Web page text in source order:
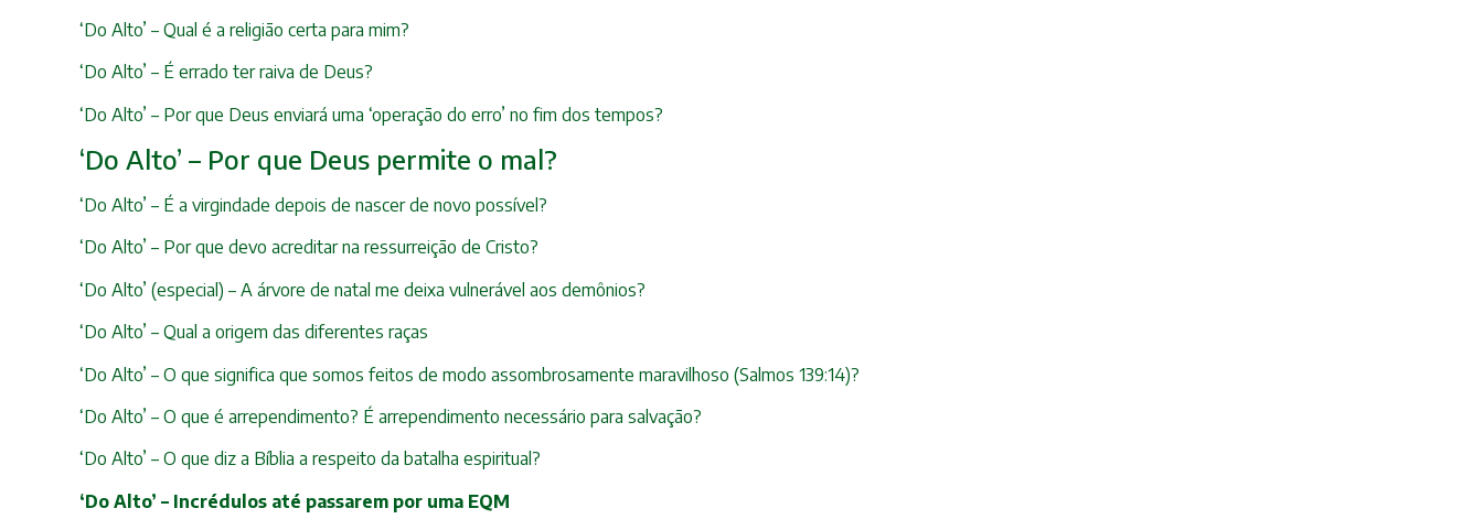
‘Do Alto’ – Qual é a religião certa para mim?
‘Do Alto’ – É errado ter raiva de Deus?
‘Do Alto’ – Por que Deus enviará uma ‘operação do erro’ no fim dos tempos?
‘Do Alto’ – Por que Deus permite o mal?
‘Do Alto’ – É a virgindade depois de nascer de novo possível?
‘Do Alto’ – Por que devo acreditar na ressurreição de Cristo?
‘Do Alto’ (especial) – A árvore de natal me deixa vulnerável aos demônios?
‘Do Alto’ – Qual a origem das diferentes raças
‘Do Alto’ – O que significa que somos feitos de modo assombrosamente maravilhoso (Salmos 139:14)?
‘Do Alto’ – O que é arrependimento? É arrependimento necessário para salvação?
‘Do Alto’ – O que diz a Bíblia a respeito da batalha espiritual?
‘Do Alto’ – Incrédulos até passarem por uma EQM